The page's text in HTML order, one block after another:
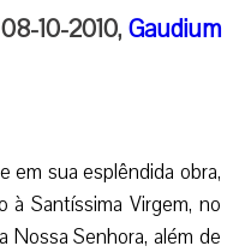
10-2010, Gaudium
em sua esplêndida obra,
à Santíssima Virgem, no
Nossa Senhora, além de